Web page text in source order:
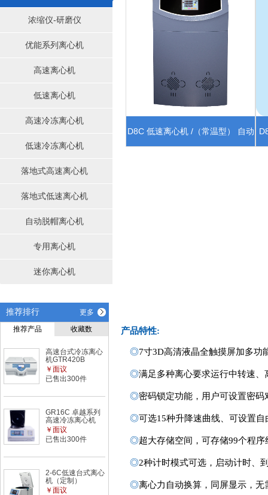
浓缩仪-研磨仪
优能系列离心机
高速离心机
低速离心机
高速冷冻离心机
低速冷冻离心机
落地式高速离心机
落地式低速离心机
自动脱帽离心机
专用离心机
迷你离心机
D8C 低速离心机 /（常温型） 自动
推荐排行
更多
推荐产品
收藏数
高速台式冷冻离心
机GTR420B
￥面议
已售出300件
GR16C 卓越系列
高速冷冻离心机
￥面议
已售出300件
2-6C低速台式离心
机（定制）
￥面议
产品特性:
◎7寸3D高清液晶全触摸屏加多功
◎满足多种离心要求运行中转速
◎密码锁定功能，用户可设置密
◎可选15种升降速曲线 、可设置
◎超大存储空间，可存储99个程序
◎2种计时模式可选，启动计时、
◎离心力自动换算 ， 同屏显示 ， 无